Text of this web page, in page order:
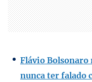
Flávio Bolsonaro
nunca ter falado